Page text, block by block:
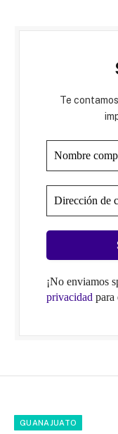
Te
¡No enviamos
privacidad para
GUANAJUATO